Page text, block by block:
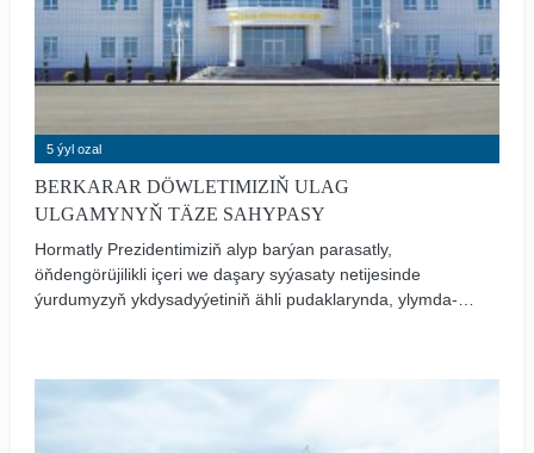
5 ýyl ozal
BERKARAR DÖWLETIMIZIŇ ULAG
ULGAMYNYŇ TÄZE SAHYPASY
Hormatly Prezidentimiziň alyp barýan parasatly,
öňdengörüjilikli içeri we daşary syýasaty netijesinde
ýurdumyzyň ykdysadyýetiniň ähli pudaklarynda, ylymda-